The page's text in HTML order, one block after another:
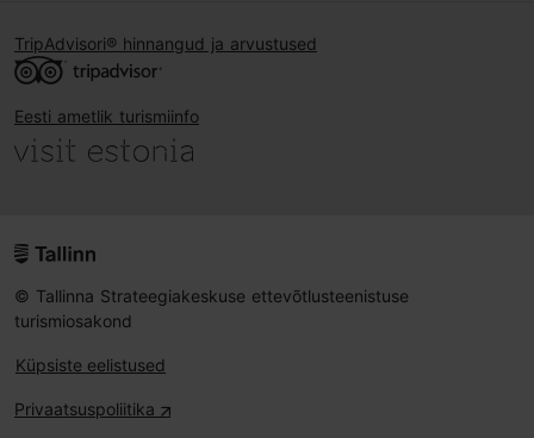
TripAdvisori® hinnangud ja arvustused
Eesti ametlik turismiinfo
© Tallinna Strateegiakeskuse ettevõtlusteenistuse
turismiosakond
Küpsiste eelistused
Privaatsuspoliitika